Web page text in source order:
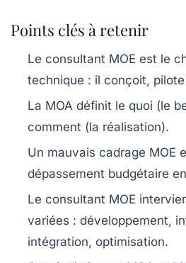
Points clés à retenir
Le consultant MOE est le
technique : il conçoit,
La MOA définit le quoi (le
comment (la réalisation).
Un mauvais cadrage MOE
dépassement budgétaire
Le consultant MOE
variées : développement,
intégration, optimisation.